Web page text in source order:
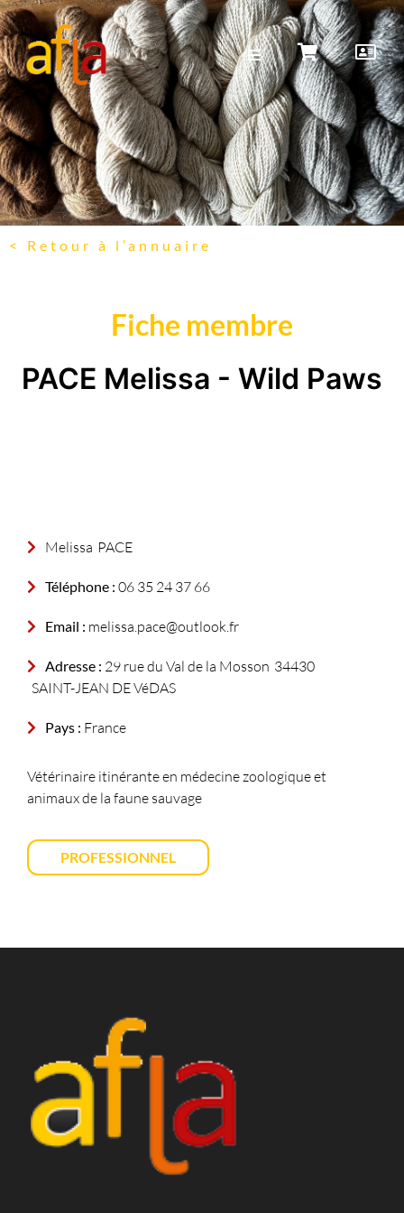
< Retour à l’annuaire
Fiche membre
PACE Melissa - Wild Paws
Melissa PACE
Téléphone : 06 35 24 37 66
Email : melissa.pace@outlook.fr
Adresse : 29 rue du Val de la Mosson 34430
SAINT-JEAN DE VéDAS
Pays : France
Vétérinaire itinérante en médecine zoologique et
animaux de la faune sauvage
PROFESSIONNEL